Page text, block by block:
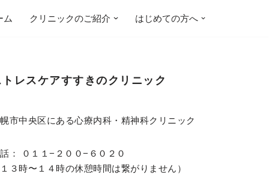
ム クリニックのご紹介 はじめての方へ
トレスケアすすきのクリニック
市中央区にある心療内科・精神科クリニック
： ０１１−２００−６０２０
３時〜１４時の休憩時間は繋がりません）